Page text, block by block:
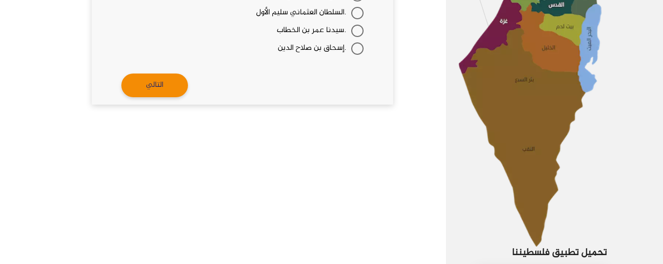
السلطان العثماني سليم الأول.
سيدنا عمر بن الخطاب.
إسحاق بن صلاح الدين.
التالي
تحميل تطبيق فلسطيننا